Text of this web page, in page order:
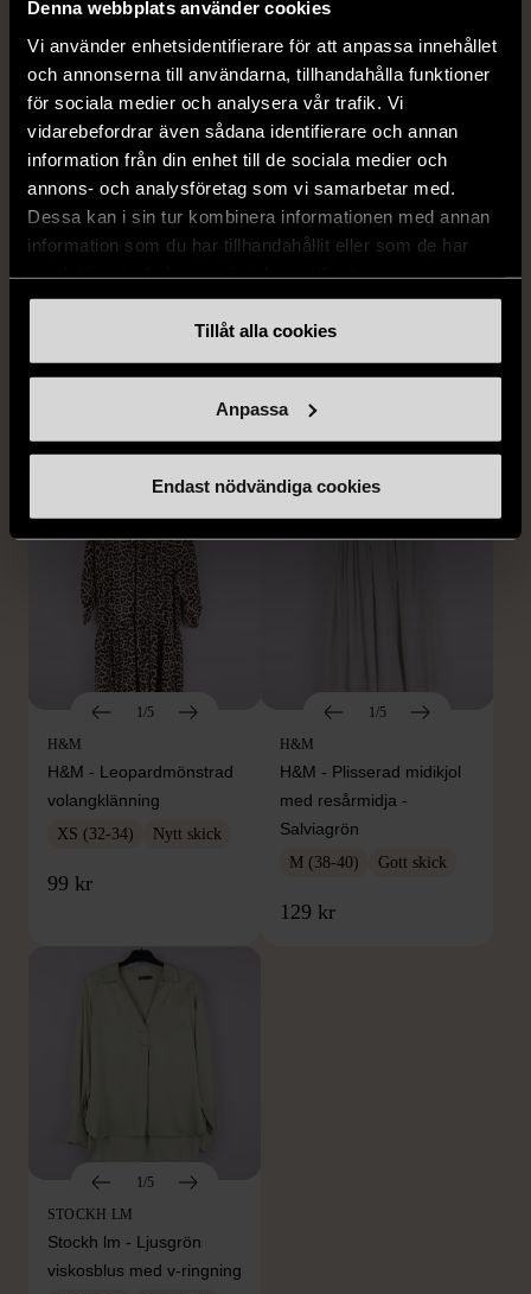
Denna webbplats använder cookies
Vi använder enhetsidentifierare för att anpassa innehållet
och annonserna till användarna, tillhandahålla funktioner
för sociala medier och analysera vår trafik. Vi
vidarebefordrar även sådana identifierare och annan
information från din enhet till de sociala medier och
annons- och analysföretag som vi samarbetar med.
Dessa kan i sin tur kombinera informationen med annan
information som du har tillhandahållit eller som de har
Tillåt alla cookies
Anpassa
Endast nödvändiga cookies
1/5
SNÖ of Sweden -
169 kr
1/5
Rodebjer - Mönstrad topp
med knappdetalj
M (38-40)
399 kr
1/5
H&M
H&M - Leopardmönstrad
volangklänning
XS (32-34) Nytt skick
99 kr
1/5
H&M
H&M - Plisserad midikjol
med resårmidja -
Salviagrön
M (38-40) Gott skick
129 kr
1/5
STOCKH LM
Stockh lm - Ljusgrön
viskosblus med v-ringning